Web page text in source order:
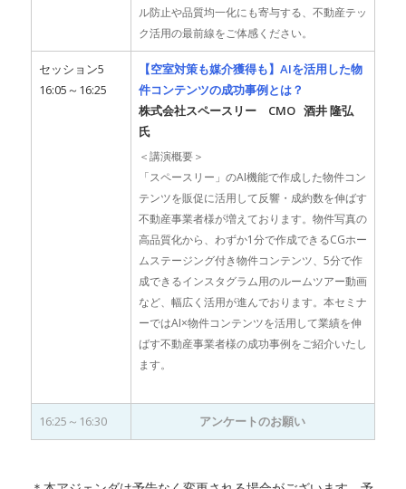
ル防止や品質均一化にも寄与する、不動産テッ
ク活用の最前線をご体感ください。
セッション5
16:05～16:25
【空室対策も媒介獲得も】AIを活用した物
件コンテンツの成功事例とは？
株式会社スペースリー CMO 酒井 隆弘
氏
＜講演概要＞
「スペースリー」のAI機能で作成した物件コン
テンツを販促に活用して反響・成約数を伸ばす
不動産事業者様が増えております。物件写真の
高品質化から、わずか1分で作成できるCGホー
ムステージング付き物件コンテンツ、5分で作
成できるインスタグラム用のルームツアー動画
など、幅広く活用が進んでおります。本セミナ
ーではAI×物件コンテンツを活用して業績を伸
ばす不動産事業者様の成功事例をご紹介いたし
ます。
16:25～16:30 アンケートのお願い